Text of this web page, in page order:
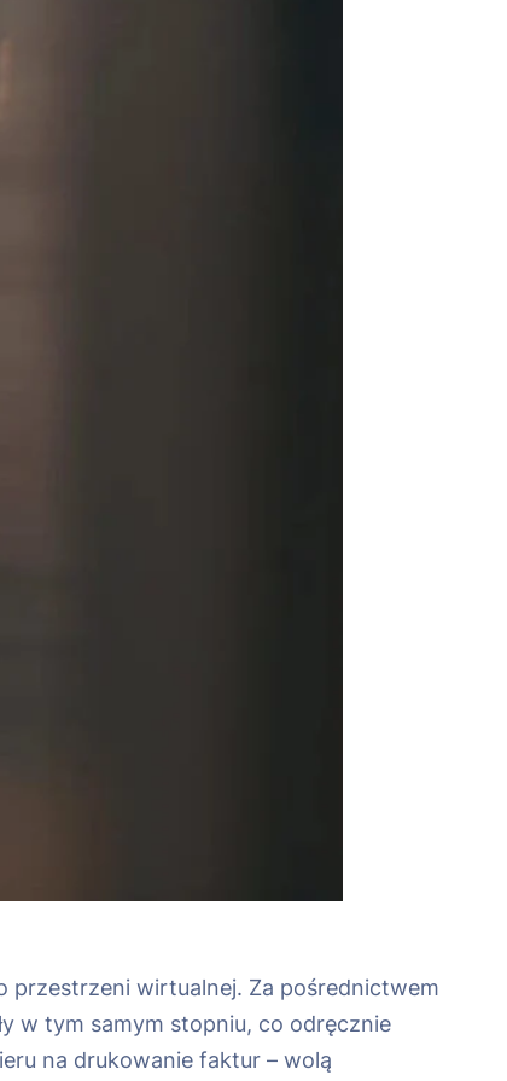
przestrzeni wirtualnej. Za pośrednictwem
w tym samym stopniu, co odręcznie
na drukowanie faktur – wolą